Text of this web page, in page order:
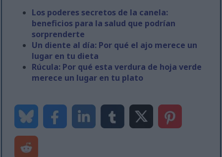
Los poderes secretos de la canela:
beneficios para la salud que podrían
sorprenderte
Un diente al día: Por qué el ajo merece un
lugar en tu dieta
Rúcula: Por qué esta verdura de hoja verde
merece un lugar en tu plato